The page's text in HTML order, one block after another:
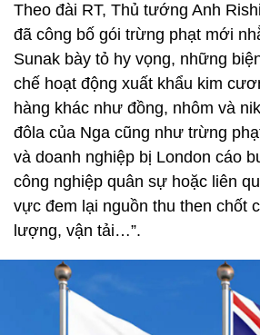
Theo đài RT, Thủ tướng Anh
đã công bố gói trừng phạt mới
Sunak bày tỏ hy vọng, những
chế hoạt động xuất khẩu kim
hàng khác như đồng, nhôm và
đôla của Nga cũng như trừng
và doanh nghiệp bị London cáo
công nghiệp quân sự hoặc liên
vực đem lại nguồn thu then chốt
lượng, vận tải…”.